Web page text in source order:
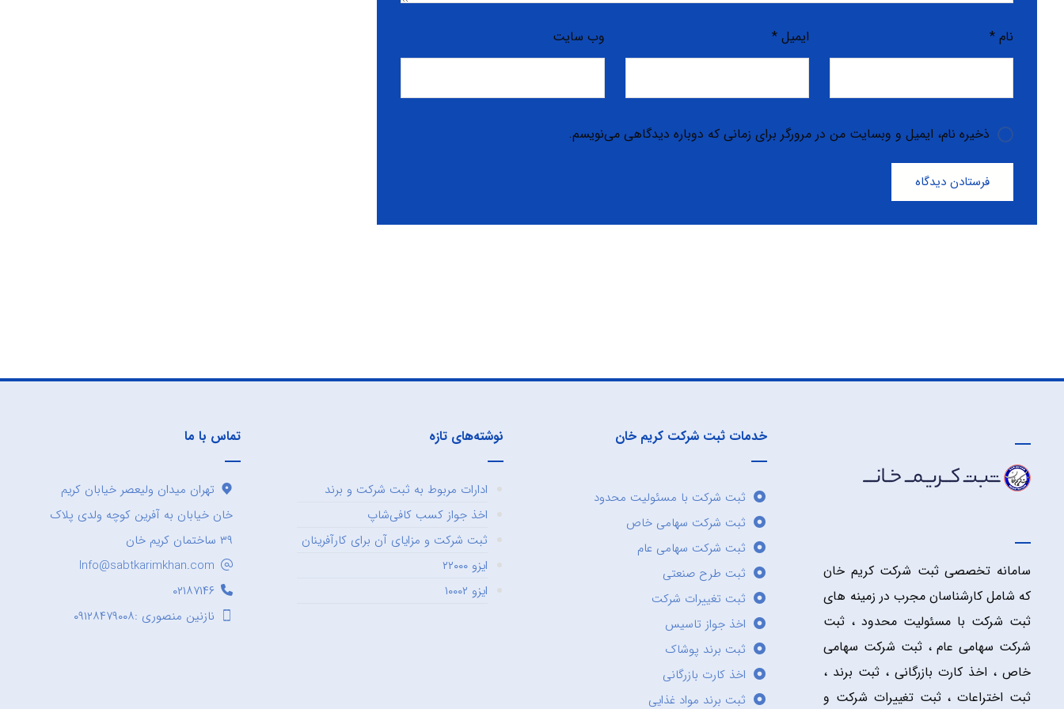
نام * ایمیل * وب‌ سایت
ذخیره نام، ایمیل و وبسایت من در مرورگر برای زمانی که دوباره دیدگاهی می‌نویسم.
فرستادن دیدگاه
سامانه تخصصی ثبت شرکت کریم خان
که شامل کارشناسان مجرب در زمینه های
ثبت شرکت با مسئولیت محدود ، ثبت
شرکت سهامی عام ، ثبت شرکت سهامی
خاص ، اخذ کارت بازرگانی ، ثبت برند ،
ثبت اختراعات ، ثبت تغییرات شرکت و
خدمات ثبت شرکت کریم خان
ثبت شرکت با مسئولیت محدود
ثبت شرکت سهامی خاص
ثبت شرکت سهامی عام
ثبت طرح صنعتی
ثبت تغییرات شرکت
اخذ جواز تاسیس
ثبت برند پوشاک
اخذ کارت بازرگانی
ثبت برند مواد غذایی
نوشته‌های تازه
ادارات مربوط به ثبت شرکت و برند
اخذ جواز کسب کافی‌شاپ
ثبت شرکت و مزایای آن برای کارآفرینان
ایزو ۲۲۰۰۰
ایزو ۱۰۰۰۲
تماس با ما
تهران میدان ولیعصر خیابان کریم
خان خیابان به آفرین کوچه ولدی پلاک
۳۹ ساختمان کریم خان
Info@sabtkarimkhan.com
۰۲۱۸۷۱۴۶
نازنین منصوری :۰۹۱۲۸۴۷۹۰۰۸